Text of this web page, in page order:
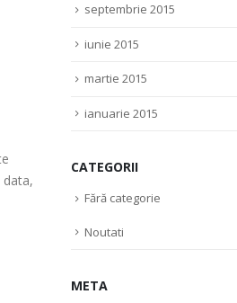
data,
septembrie 2015
iunie 2015
martie 2015
ianuarie 2015
CATEGORII
Fără categorie
Noutati
META